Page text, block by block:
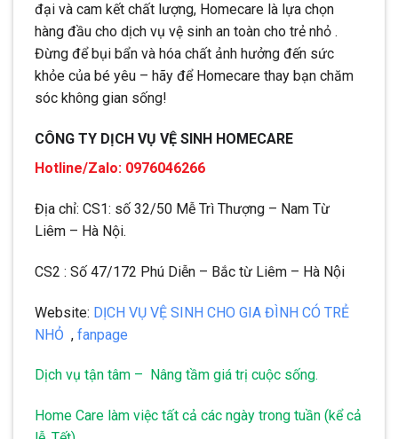
đại và cam kết chất lượng, Homecare là lựa chọn
hàng đầu cho dịch vụ vệ sinh an toàn cho trẻ nhỏ .
Đừng để bụi bẩn và hóa chất ảnh hưởng đến sức
khỏe của bé yêu – hãy để Homecare thay bạn chăm
sóc không gian sống!
CÔNG TY DỊCH VỤ VỆ SINH HOMECARE
Hotline/Zalo: 0976046266
Địa chỉ: CS1: số 32/50 Mễ Trì Thượng – Nam Từ
Liêm – Hà Nội.
CS2 : Số 47/172 Phú Diễn – Bắc từ Liêm – Hà Nội
Website: DỊCH VỤ VỆ SINH CHO GIA ĐÌNH CÓ TRẺ
NHỎ , fanpage
Dịch vụ tận tâm – Nâng tầm giá trị cuộc sống.
Home Care làm việc tất cả các ngày trong tuần (kể cả